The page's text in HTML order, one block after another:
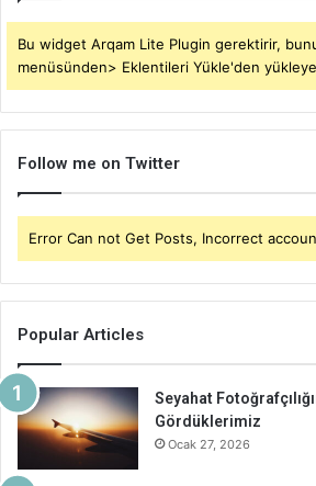
Bu widget Arqam Lite Plugin gerektirir,
menüsünden> Eklentileri Yükle'den
Follow me on Twitter
Error Can not Get Posts, Incorrect
Popular Articles
Seyahat
Gördüklerimiz
Ocak 27, 2026